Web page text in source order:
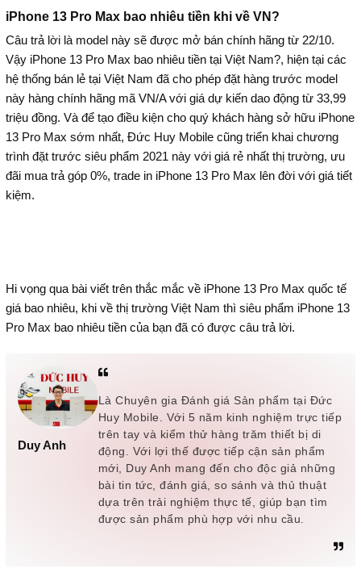
iPhone 13 Pro Max bao nhiêu tiền khi về VN?
Câu trả lời là model này sẽ được mở bán chính hãng từ 22/10.
Vậy iPhone 13 Pro Max bao nhiêu tiền tại Việt Nam?, hiện tại các
hệ thống bán lẻ tại Việt Nam đã cho phép đặt hàng trước model
này hàng chính hãng mã VN/A với giá dự kiến dao động từ 33,99
triệu đồng. Và để tạo điều kiện cho quý khách hàng sở hữu iPhone
13 Pro Max sớm nhất, Đức Huy Mobile cũng triển khai chương
trình đặt trước siêu phẩm 2021 này với giá rẻ nhất thị trường, ưu
đãi mua trả góp 0%, trade in iPhone 13 Pro Max lên đời với giá tiết
kiệm.
Hi vọng qua bài viết trên thắc mắc về iPhone 13 Pro Max quốc tế
giá bao nhiêu, khi về thị trường Việt Nam thì siêu phẩm iPhone 13
Pro Max bao nhiêu tiền của bạn đã có được câu trả lời.
Duy Anh
Là Chuyên gia Đánh giá Sản phẩm tại Đức
Huy Mobile. Với 5 năm kinh nghiệm trực tiếp
trên tay và kiểm thử hàng trăm thiết bị di
động. Với lợi thế được tiếp cận sản phẩm
mới, Duy Anh mang đến cho độc giả những
bài tin tức, đánh giá, so sánh và thủ thuật
dựa trên trải nghiệm thực tế, giúp bạn tìm
được sản phẩm phù hợp với nhu cầu.